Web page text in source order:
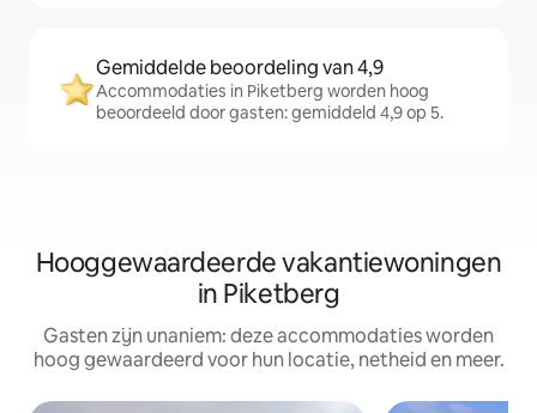
Gemiddelde beoordeling van 4,9
Accommodaties in Piketberg worden hoog
beoordeeld door gasten: gemiddeld 4,9 op 5.
Hooggewaardeerde vakantiewoningen
in Piketberg
Gasten zijn unaniem: deze accommodaties worden
hoog gewaardeerd voor hun locatie, netheid en meer.